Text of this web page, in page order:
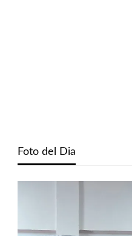
Foto del Dia